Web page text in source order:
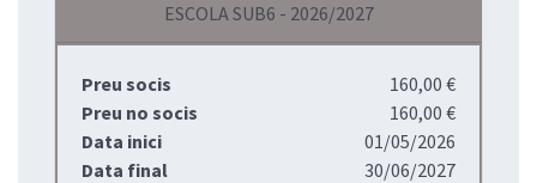
ESCOLA SUB6 - 2026/2027
Preu socis
160,00 €
Preu no socis
160,00 €
Data inici
01/05/2026
Data final
30/06/2027